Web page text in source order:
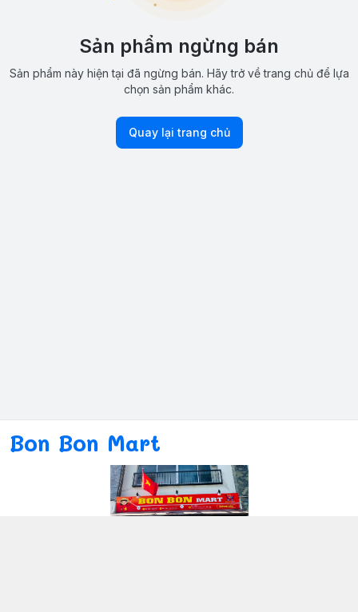
Sản phẩm ngừng bán
Sản phẩm này hiện tại đã ngừng bán. Hãy trở về trang chủ để lựa
chọn sản phẩm khác.
Quay lại trang chủ
Bon Bon Mart